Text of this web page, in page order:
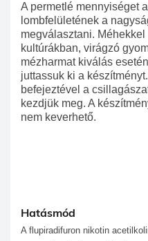
A permetlé mennyiséget
lombfelületének a
megválasztani.
kultúrákban, virágzó
mézharmat kiválás
juttassuk ki a
befejeztével a
kezdjük meg. A
nem keverhető.
Hatásmód
A flupiradifuron nikotin